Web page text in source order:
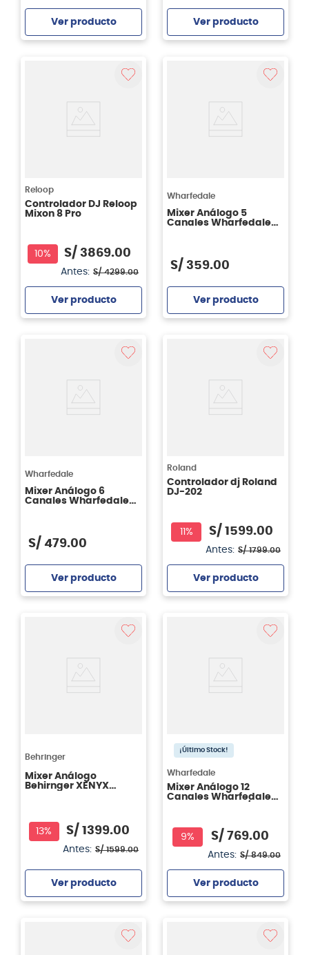
Ver producto Ver producto
Reloop
Controlador DJ Reloop
Mixon 8 Pro
10% S/ 3869.00
Antes: S/ 4299.00
Ver producto
Wharfedale
Mixer Análogo 5
Canales Wharfedale
S/ 359.00
Ver producto
Wharfedale
Mixer Análogo 6
Canales Wharfedale
S/ 479.00
Ver producto
Roland
Controlador dj Roland
DJ-202
11% S/ 1599.00
Antes: S/ 1799.00
Ver producto
Behringer
Mixer Análogo
Behirnger XENYX
13% S/ 1399.00
Antes: S/ 1599.00
Ver producto
¡Último Stock!
Wharfedale
Mixer Análogo 12
Canales Wharfedale
9% S/ 769.00
Antes: S/ 849.00
Ver producto